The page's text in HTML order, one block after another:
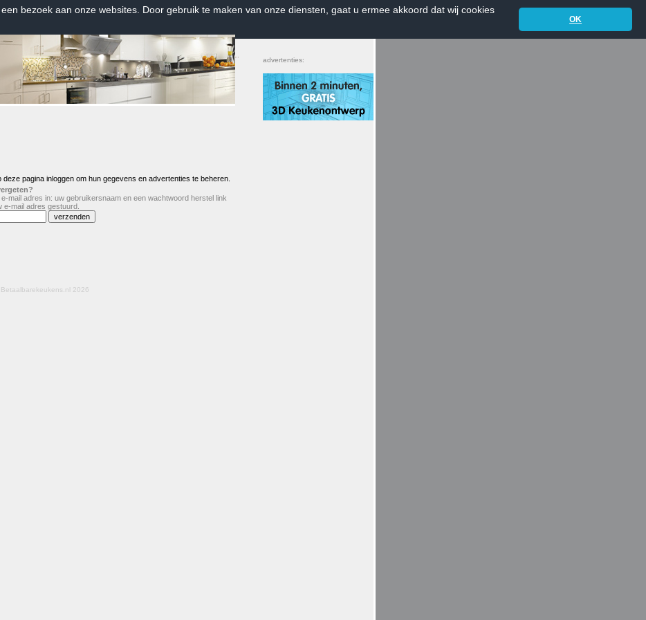
bezoek aan onze websites. Door gebruik te maken van onze diensten, gaat u ermee akkoord dat wij cookies
OK
Favorieten
advertenties:
pagina inloggen om hun gegevens en advertenties te beheren.
mail adres in: uw gebruikersnaam en een wachtwoord herstel link
e-mail adres gestuurd.
Betaalbarekeukens.nl 2026